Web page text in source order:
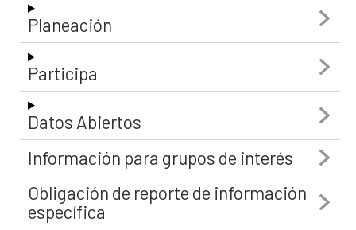
Planeación
Participa
Datos Abiertos
Información para grupos de interés
Obligación de reporte de información
específica